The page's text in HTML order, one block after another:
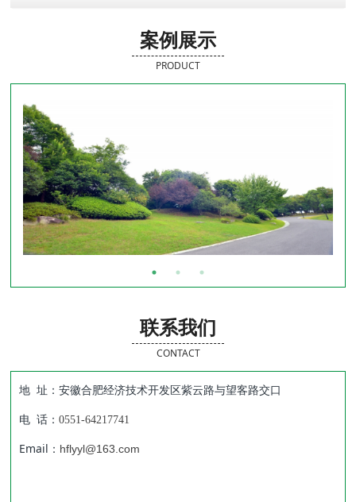
案例展示
PRODUCT
联系我们
CONTACT
地 址：安徽合肥经济技术开发区紫云路与望客路交口
电 话：0551-64217741
Email： hflyyl@163.com